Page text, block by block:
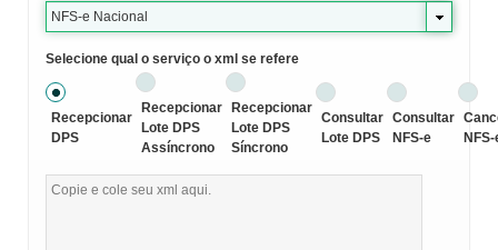
NFS-e Nacional
Selecione qual o serviço o xml se refere
Recepcionar
DPS
Recepcionar
Lote DPS
Assíncrono
Recepcionar
Lote DPS
Síncrono
Consultar
Lote DPS
Consultar
NFS-e
NFS-